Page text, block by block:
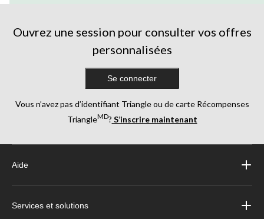
Ouvrez une session pour consulter vos offres
personnalisées
Se connecter
Vous n’avez pas d’identifiant Triangle ou de carte Récompenses
TriangleMD? S’inscrire maintenant
Aide
Services et solutions